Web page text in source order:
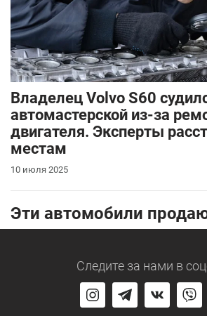
Владелец Volvo S60
автомастерской из-за
двигателя. Эксперты
местам
10 июля 2025
Эти автомобили
Следите за нами в